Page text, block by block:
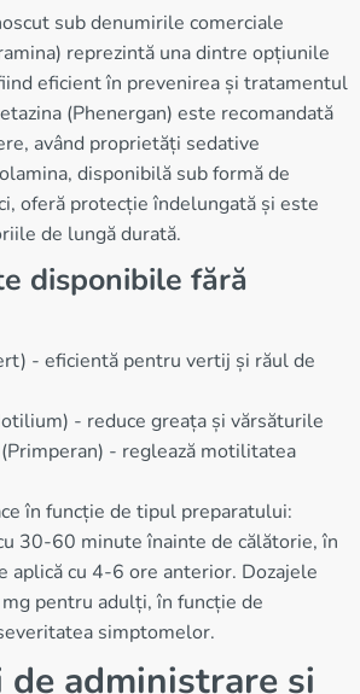
sub denumirile comerciale
reprezintă una dintre opțiunile
eficient în prevenirea și tratamentul
(Phenergan) este recomandată
având proprietăți sedative
disponibilă sub formă de
oferă protecție îndelungată și este
de lungă durată.
disponibile fără
- eficientă pentru vertij și răul de
- reduce greața și vărsăturile
- reglează motilitatea
în funcție de tipul preparatului:
30-60 minute înainte de călătorie, în
aplică cu 4-6 ore anterior. Dozajele
pentru adulți, în funcție de
simptomelor.
administrare și